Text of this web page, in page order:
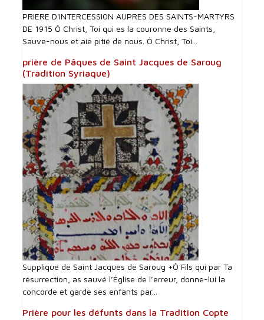
PRIERE D'INTERCESSI0N AUPRES DES SAINTS-MARTYRS
DE 1915 Ô Christ, Toi qui es la couronne des Saints,
Sauve-nous et aie pitié de nous. Ô Christ, Toi...
prière de Pâques de Saint Jacques de Saroug
(Tradition Syriaque)
Supplique de Saint Jacques de Saroug +Ô Fils qui par Ta
résurrection, as sauvé l’Église de l’erreur, donne-lui la
concorde et garde ses enfants par...
Prière pour les défunts dans la Tradition Copte